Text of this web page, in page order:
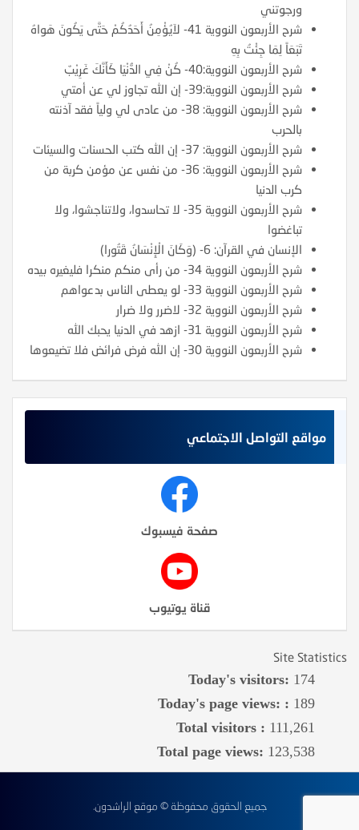
ورجوتني
شرح الأربعون النووية 41- لاَيُؤْمِنُ أَحَدُكُمْ حَتَّى يَكُونَ هَواهُ
تَبَعَاً لِمَا جِئْتُ بِهِ
شرح الأربعون النووية:40- كُنْ فِي الدُّنْيَا كَأَنَّكَ غَرِيْبٌ
شرح الأربعون النووية:39- إن الله تجاوز لي عن أمتي
شرح الأربعون النووية: 38- من عادى لي ولياً فقد آذنته
بالحرب
شرح الأربعون النووية: 37- إن الله كتب الحسنات والسيئات
شرح الأربعون النووية: 36- من نفس عن مؤمن كربة من
كرب الدنيا
شرح الأربعون النووية 35- لا تحاسدوا، ولاتناجشوا، ولا
تباغضوا
الإنسان في القرآن: 6- (وَكَانَ الْإِنْسَانُ قَتُورا)
شرح الأربعون النووية 34- من رأى منكم منكرا فليغيره بيده
شرح الأربعون النووية 33- لو يعطى الناس بدعواهم
شرح الأربعون النووية 32- لاضرر ولا ضرار
شرح الأربعون النووية 31- ازهد في الدنيا يحبك الله
شرح الأربعون النووية 30- إن الله فرض فرائض فلا تضيعوها
مواقع التواصل الاجتماعي
صفحة فيسبوك
قناة يوتيوب
Site Statistics
Today's visitors: 174
Today's page views: : 189
Total visitors : 111,261
Total page views: 123,538
جميع الحقوق محفوظة © موقع الراشدون.